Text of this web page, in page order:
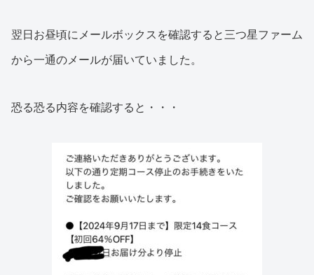
翌日お昼頃にメールボックスを確認すると三つ星ファーム
から一通のメールが届いていました。
恐る恐る内容を確認すると・・・